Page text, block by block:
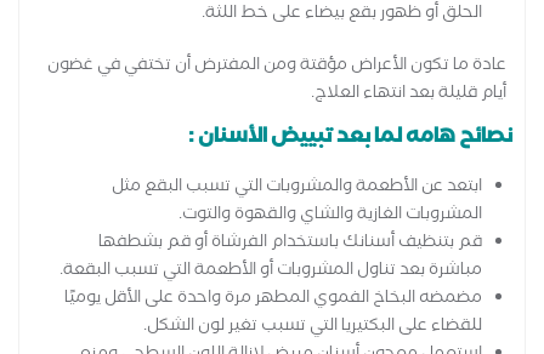
الحلق أو ظهور بقع بيضاء على خط اللثة.
عادة ما تكون الأعراض مؤقتة ومن المفترض أن تختفي في غضون
أيام قليلة بعد انتهاء العلاج.
نصائح هامه لما بعد تبييض الأسنان :
ابتعد عن الأطعمة والمشروبات التي تسبب البقع مثل
المشروبات الغازية والشاي والقهوة والتوت.
قم بتنظيف أسنانك باستخدام الفرشاة أو قم بشطفها
مباشرة بعد تناول المشروبات أو الأطعمة التي تسبب البقعة.
مضمضه البخاخ الفموي المطهر مرة واحدة على الأقل يوميًا
للقضاء على البكتيريا التي تسبب تغير لون الشكل.